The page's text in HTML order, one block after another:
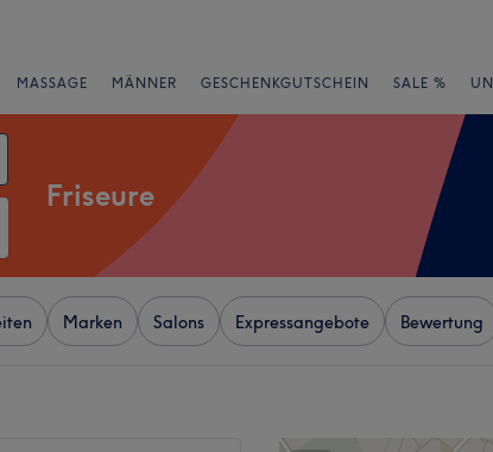
MASSAGE MÄNNER GESCHENKGUTSCHEIN SALE %
Friseure
Marken Salons Expressangebote Bewertung